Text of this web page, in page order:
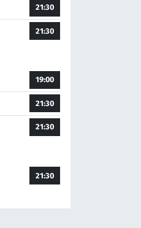
21:30
21:30
19:00
21:30
21:30
21:30